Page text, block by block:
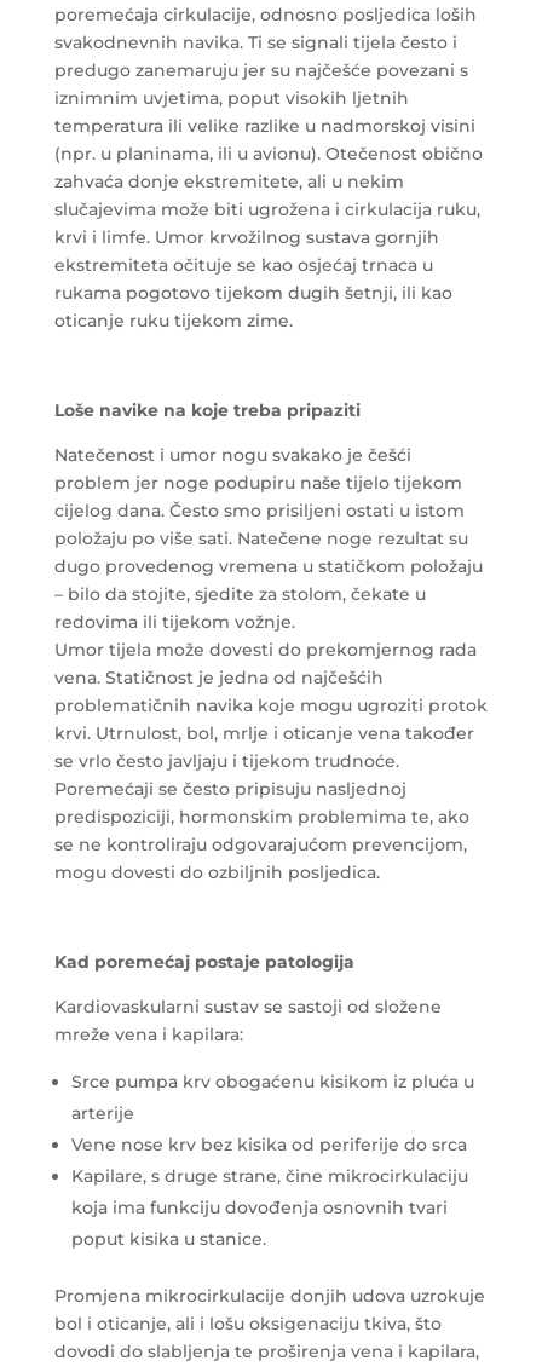
poremećaja cirkulacije, odnosno posljedica loših
svakodnevnih navika. Ti se signali tijela često i
predugo zanemaruju jer su najčešće povezani s
iznimnim uvjetima, poput visokih ljetnih
temperatura ili velike razlike u nadmorskoj visini
(npr. u planinama, ili u avionu). Otečenost obično
zahvaća donje ekstremitete, ali u nekim
slučajevima može biti ugrožena i cirkulacija ruku,
krvi i limfe. Umor krvožilnog sustava gornjih
ekstremiteta očituje se kao osjećaj trnaca u
rukama pogotovo tijekom dugih šetnji, ili kao
oticanje ruku tijekom zime.
Loše navike na koje treba pripaziti
Natečenost i umor nogu svakako je češći
problem jer noge podupiru naše tijelo tijekom
cijelog dana. Često smo prisiljeni ostati u istom
položaju po više sati. Natečene noge rezultat su
dugo provedenog vremena u statičkom položaju
– bilo da stojite, sjedite za stolom, čekate u
redovima ili tijekom vožnje.
Umor tijela može dovesti do prekomjernog rada
vena. Statičnost je jedna od najčešćih
problematičnih navika koje mogu ugroziti protok
krvi. Utrnulost, bol, mrlje i oticanje vena također
se vrlo često javljaju i tijekom trudnoće.
Poremećaji se često pripisuju nasljednoj
predispoziciji, hormonskim problemima te, ako
se ne kontroliraju odgovarajućom prevencijom,
mogu dovesti do ozbiljnih posljedica.
Kad poremećaj postaje patologija
Kardiovaskularni sustav se sastoji od složene
mreže vena i kapilara:
Srce pumpa krv obogaćenu kisikom iz pluća u
arterije
Vene nose krv bez kisika od periferije do srca
Kapilare, s druge strane, čine mikrocirkulaciju
koja ima funkciju dovođenja osnovnih tvari
poput kisika u stanice.
Promjena mikrocirkulacije donjih udova uzrokuje
bol i oticanje, ali i lošu oksigenaciju tkiva, što
dovodi do slabljenja te proširenja vena i kapilara,